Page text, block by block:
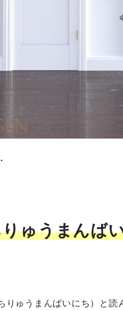
ゅうまんば
りゅうまんばいにち）と読